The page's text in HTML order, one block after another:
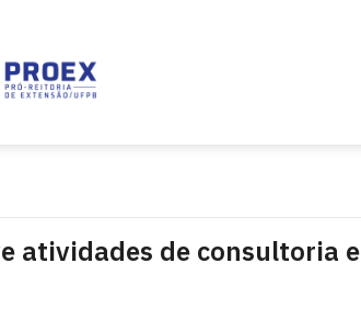
atividades de consultoria e